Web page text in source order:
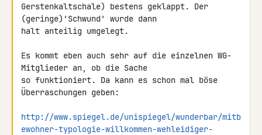
Gerstenkaltschale) bestens geklappt. Der
(geringe)'Schwund' wurde dann
halt anteilig umgelegt.
Es kommt eben auch sehr auf die einzelnen WG-
Mitglieder an, ob die Sache
so funktioniert. Da kann es schon mal böse
Überraschungen geben:
http://www.spiegel.de/unispiegel/wunderbar/mitb
ewohner-typologie-willkommen-wehleidiger-